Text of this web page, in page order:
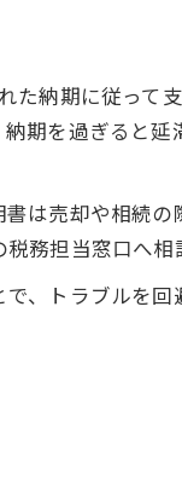
納期に従って
期を過ぎると延
は売却や相続
務担当窓口へ相
、トラブルを